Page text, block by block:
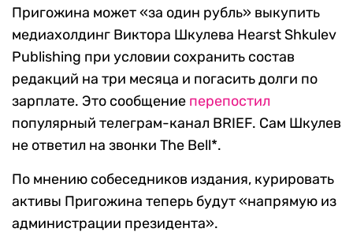
Пригожина может «за один рубль» выкупить
медиахолдинг Виктора Шкулева Hearst Shkulev
Publishing при условии сохранить состав
редакций на три месяца и погасить долги по
зарплате. Это сообщение перепостил
популярный телеграм-канал BRIEF. Сам Шкулев
не ответил на звонки The Bell*.
По мнению собеседников издания, курировать
активы Пригожина теперь будут «напрямую из
администрации президента».